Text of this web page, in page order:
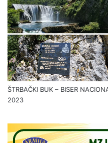
ŠTRBAČKI BUK – BISER
2023